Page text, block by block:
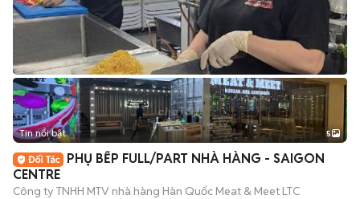
Tin nổi bật 5
PHỤ BẾP FULL/PART NHÀ HÀNG - SAIGON
CENTRE
Công ty TNHH MTV nhà hàng Hàn Quốc Meat & Meet LTC